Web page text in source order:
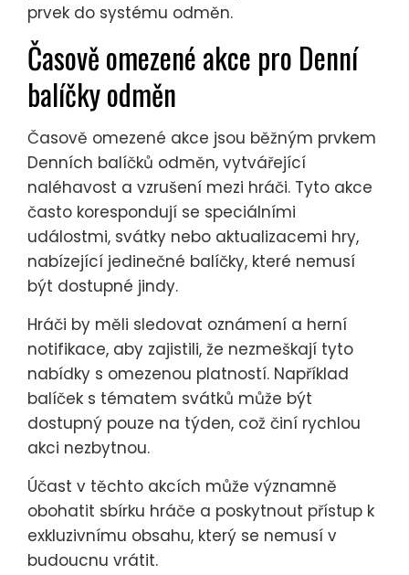
prvek do systému odměn.
Časově omezené akce pro Denní
balíčky odměn
Časově omezené akce jsou běžným prvkem
Denních balíčků odměn, vytvářející
naléhavost a vzrušení mezi hráči. Tyto akce
často korespondují se speciálními
událostmi, svátky nebo aktualizacemi hry,
nabízející jedinečné balíčky, které nemusí
být dostupné jindy.
Hráči by měli sledovat oznámení a herní
notifikace, aby zajistili, že nezmeškají tyto
nabídky s omezenou platností. Například
balíček s tématem svátků může být
dostupný pouze na týden, což činí rychlou
akci nezbytnou.
Účast v těchto akcích může významně
obohatit sbírku hráče a poskytnout přístup k
exkluzivnímu obsahu, který se nemusí v
budoucnu vrátit.